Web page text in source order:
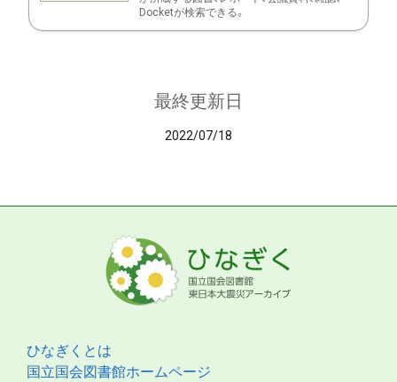
Docketが検索できる。
最終更新日
2022/07/18
ひなぎくとは
国立国会図書館ホームページ